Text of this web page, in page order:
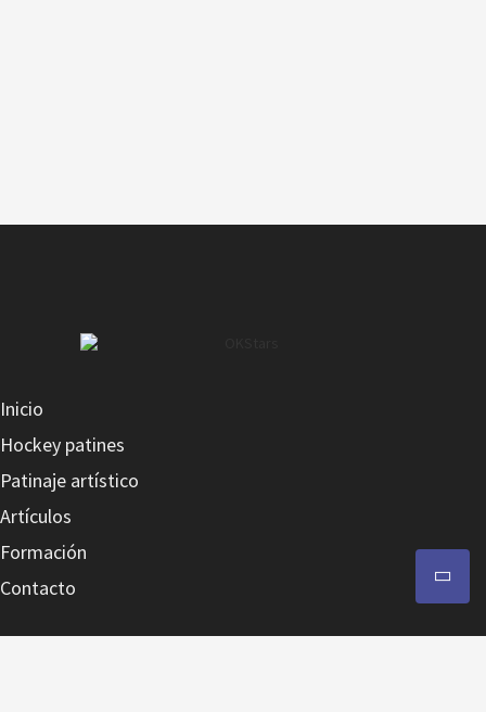
Inicio
Hockey patines
Patinaje artístico
Artículos
Formación
Contacto